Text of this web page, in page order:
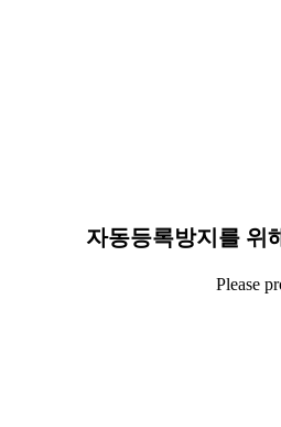
자동등록방지를 위
Please